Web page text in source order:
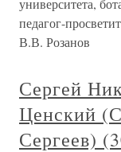
университета,
педагог-
В.В. Розанов
Сергей
Ценский
Сергеев)